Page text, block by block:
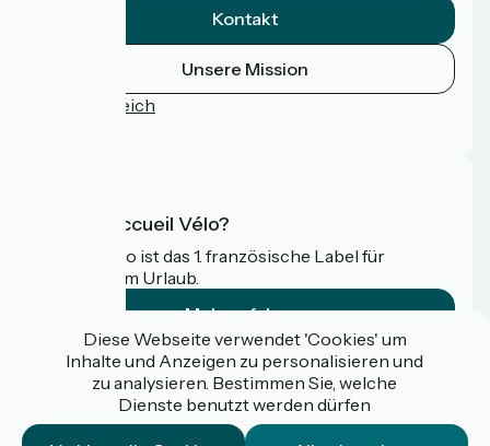
Kontakt
Unsere Mission
Pressebereich
Was ist Accueil Vélo?
Accueil Vélo ist das 1. französische Label für
Radfahrer im Urlaub.
Mehr erfahren
Gefördert im Rahmen von Destination France
Diese Webseite verwendet 'Cookies' um
Inhalte und Anzeigen zu personalisieren und
zu analysieren. Bestimmen Sie, welche
Dienste benutzt werden dürfen